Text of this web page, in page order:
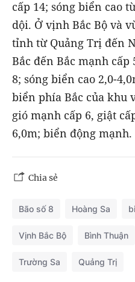
cấp 14; sóng biển cao
dội. Ở vịnh Bắc Bộ và
tỉnh từ Quảng Trị đến
Bắc đến Bắc mạnh cấp
8; sóng biển cao 2,0-
biển phía Bắc của khu
gió mạnh cấp 6, giật
6,0m; biển động mạnh.
Chia sẻ
Bão số 8 Hoàng Sa
Vịnh Bắc Bộ Bình Thuận
Trường Sa Quảng Trị